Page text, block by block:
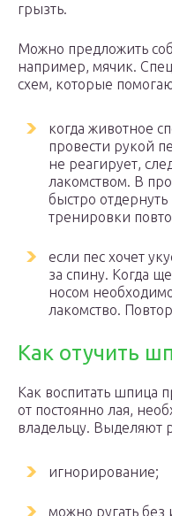
грызть.
Можно предложить
например, мячик.
схем, которые
когда животное
провести рукой
не реагирует,
лакомством. В
быстро отдернуть
тренировки
если пес хочет
за спину. Когда
носом
лакомство.
Как отучить
Как воспитать шпица
от постоянно лая,
владельцу. Выделяют
игнорирование;
можно ругать без